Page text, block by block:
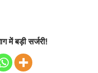
में बड़ी सर्जरी!